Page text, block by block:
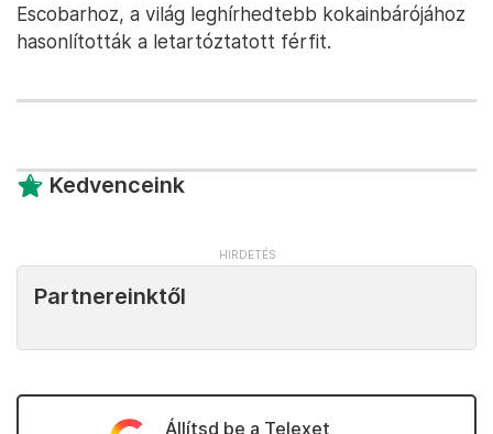
Escobarhoz, a világ leghírhedtebb kokainbárójához
hasonlították a letartóztatott férfit.
Kedvenceink
Partnereinktől
Állítsd be a Telexet